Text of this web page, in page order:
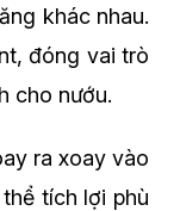
khác nhau.
đóng vai trò
cho nướu.
ra xoay vào
tích lợi phù